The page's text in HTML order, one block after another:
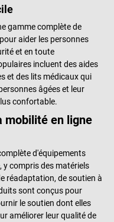
gamme complète de
aider les personnes
et en toute
incluent des aides
et des lits médicaux qui
âgées et leur
confortable.
mobilité en ligne
d'équipements
y compris des matériels
réadaptation, de soutien à
sont conçus pour
le soutien dont elles
améliorer leur qualité de